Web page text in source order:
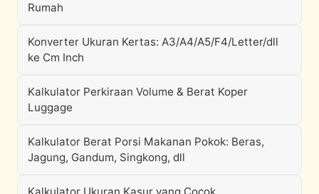
Rumah
Konverter Ukuran Kertas: A3/A4/A5/F4/Letter/dll
ke Cm Inch
Kalkulator Perkiraan Volume & Berat Koper
Luggage
Kalkulator Berat Porsi Makanan Pokok: Beras,
Jagung, Gandum, Singkong, dll